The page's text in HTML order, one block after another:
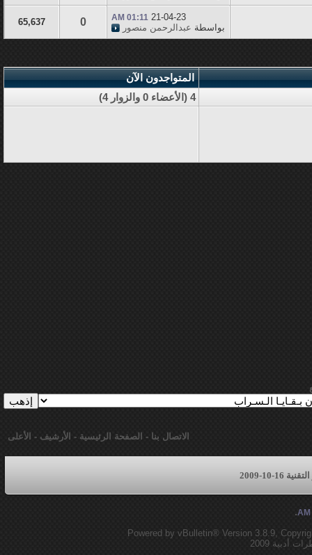
21-04-23
01:11 AM
بواسطة عبدالرحمن منصور 0
65,637
المتواجدون الآن
4 (الأعضاء 0 والزوار 4)
الاتصال بنا - الصفحة الرئيسية - الأرشيف - الأعلى
10-2009
.
Powered by vBulletin® Version 3.8.9,
2009